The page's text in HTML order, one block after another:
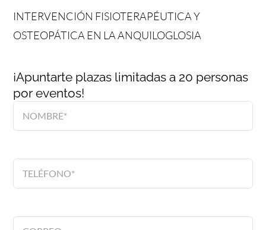
INTERVENCIÓN FISIOTERAPÉUTICA Y
OSTEOPÁTICA EN LA ANQUILOGLOSIA
¡Apuntarte plazas limitadas a 20 personas
por eventos!